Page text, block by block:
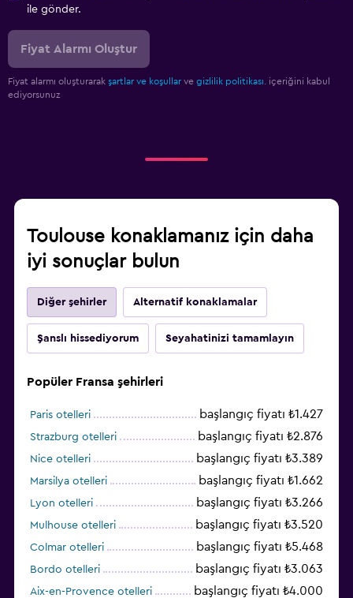
ile gönder.
Fiyat Alarmı Oluştur
Fiyat alarmı oluşturarak şartlar ve koşullar ve gizlilik politikası.
içeriğini kabul
ediyorsunuz
Toulouse konaklamanız için daha
iyi sonuçlar bulun
Diğer şehirler Alternatif konaklamalar
Şanslı hissediyorum Seyahatinizi tamamlayın
Popüler Fransa şehirleri
Paris otelleri başlangıç fiyatı ₺1.427
Strazburg otelleri başlangıç fiyatı ₺2.876
Nice otelleri başlangıç fiyatı ₺3.389
Marsilya otelleri başlangıç fiyatı ₺1.662
Lyon otelleri başlangıç fiyatı ₺3.266
Mulhouse otelleri başlangıç fiyatı ₺3.520
Colmar otelleri başlangıç fiyatı ₺5.468
Bordo otelleri başlangıç fiyatı ₺3.063
Aix-en-Provence otelleri başlangıç fiyatı ₺4.000